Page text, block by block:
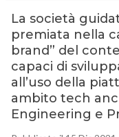
La società
premiata nella
brand” del
capaci di
all’uso della
ambito tech
Engineering e